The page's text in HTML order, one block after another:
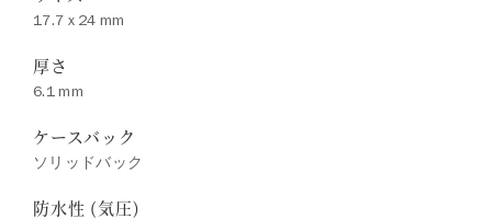
17.7 x 24 mm
厚さ
6.1 mm
ケースバック
ソリッドバック
防水性 (気圧)